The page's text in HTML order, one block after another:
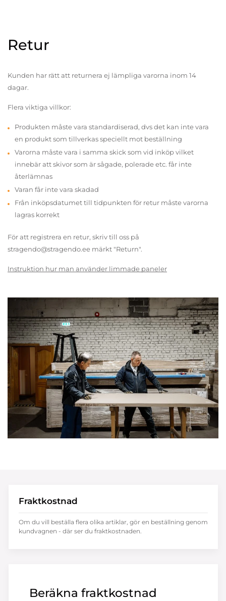
Retur
Kunden har rätt att returnera ej lämpliga varorna inom 14
dagar.
Flera viktiga villkor:
Produkten måste vara standardiserad, dvs det kan inte vara
en produkt som tillverkas speciellt mot beställning
Varorna måste vara i samma skick som vid inköp vilket
innebär att skivor som är sågade, polerade etc. får inte
återlämnas
Varan får inte vara skadad
Från inköpsdatumet till tidpunkten för retur måste varorna
lagras korrekt
För att registrera en retur, skriv till oss på
stragendo@stragendo.ee märkt "Return".
Instruktion hur man använder limmade paneler
Beräkna fraktkostnad
Fraktkostnad
Om du vill beställa flera olika artiklar, gör en beställning genom
kundvagnen - där ser du fraktkostnaden.